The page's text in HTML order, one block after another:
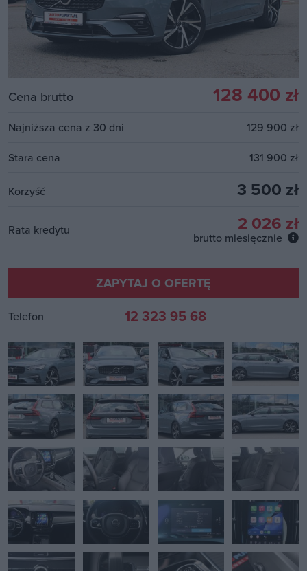
Cena brutto 128 400 zł
Najniższa cena z 30 dni
129 900 zł
Stara cena
131 900 zł
Korzyść 3 500 zł
Rata kredytu 2 026 zł
brutto miesięcznie
ZAPYTAJ O OFERTĘ
Telefon 12 323 95 68